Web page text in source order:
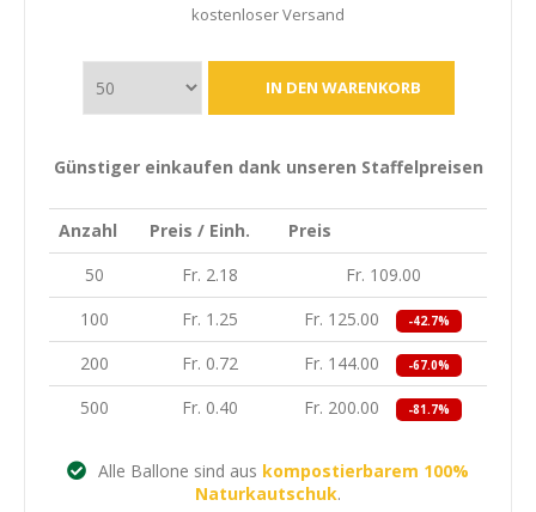
kostenloser Versand
Günstiger einkaufen dank unseren Staffelpreisen
Anzahl Preis / Einh.
Preis
50
Fr. 2.18
Fr. 109.00
100
Fr. 1.25 Fr. 125.00 -42.7%
200 Fr. 0.72 Fr. 144.00 -67.0%
500 Fr. 0.40 Fr. 200.00 -81.7%
Alle Ballone sind aus kompostierbarem 100%
Naturkautschuk.